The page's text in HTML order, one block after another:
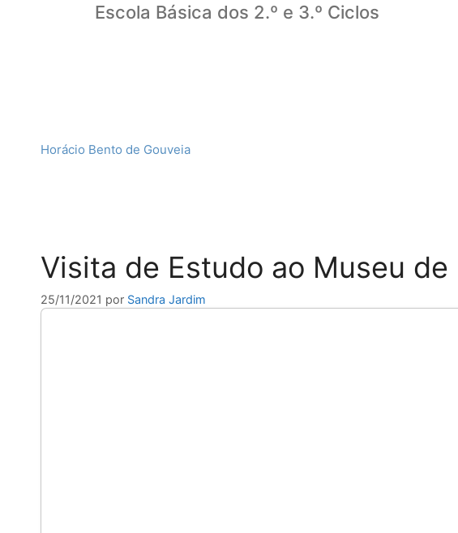
Escola Básica dos 2.º e 3.º Ciclos
Horácio Bento de Gouveia
Visita de Estudo ao Museu
25/11/2021 por Sandra Jardim